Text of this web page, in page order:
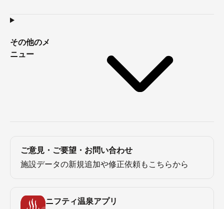
その他のメ
ニュー
ご意見・ご要望・お問い合わせ
施設データの新規追加や修正依頼もこちらから
ニフティ温泉アプリ